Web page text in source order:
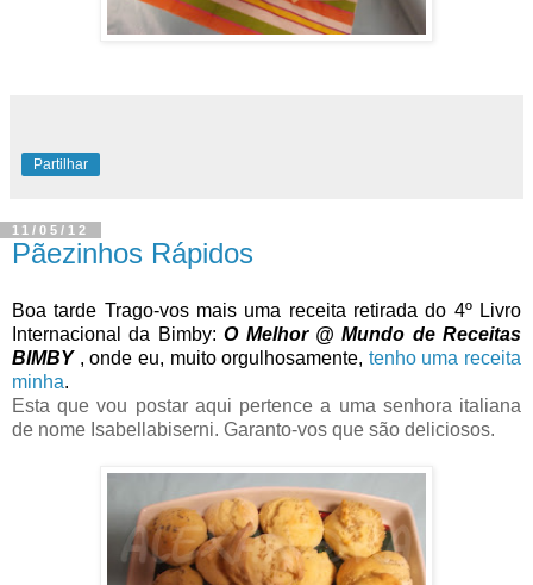
Partilhar
11/05/12
Pãezinhos Rápidos
Boa tarde Trago-vos mais uma receita retirada do 4º Livro
Internacional da Bimby:O Melhor @ Mundo de Receitas
BIMBY, onde eu, muito orgulhosamente, tenho uma receita
minha.
Esta que vou postar aqui pertence a uma senhora italiana
de nome Isabellabiserni. Garanto-vos que são deliciosos.